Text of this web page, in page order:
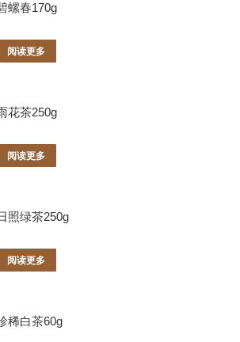
螺春170g
阅读更多
花茶250g
阅读更多
照绿茶250g
阅读更多
稀白茶60g